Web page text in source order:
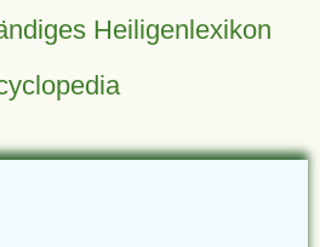
Heiligenlexikon